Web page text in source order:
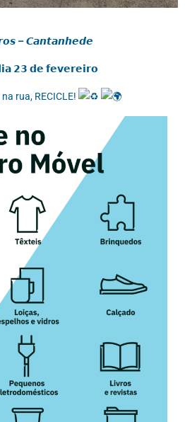
– 𝘾𝙖𝙣𝙩𝙖𝙣𝙝𝙚𝙙𝙚
𝟮𝟯 𝗱𝗲 𝗳𝗲𝘃𝗲𝗿𝗲𝗶𝗿𝗼
rua, RECICLE!